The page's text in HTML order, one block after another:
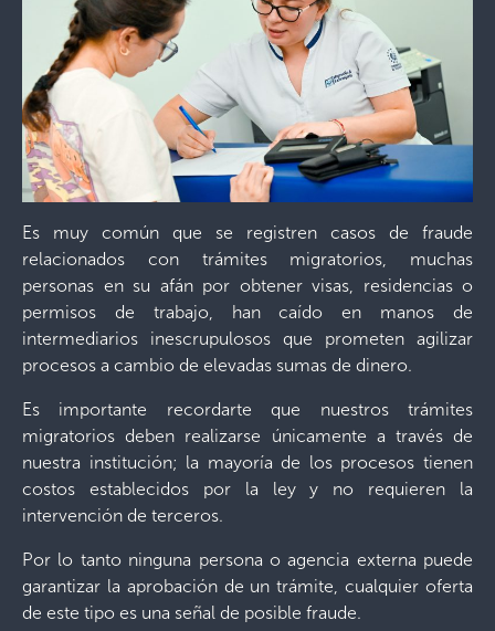
Es muy común que se registren casos de fraude
relacionados con trámites migratorios, muchas
personas en su afán por obtener visas, residencias o
permisos de trabajo, han caído en manos de
intermediarios inescrupulosos que prometen agilizar
procesos a cambio de elevadas sumas de dinero.
Es importante recordarte que nuestros trámites
migratorios deben realizarse únicamente a través de
nuestra institución; la mayoría de los procesos tienen
costos establecidos por la ley y no requieren la
intervención de terceros.
Por lo tanto ninguna persona o agencia externa puede
garantizar la aprobación de un trámite, cualquier oferta
de este tipo es una señal de posible fraude.